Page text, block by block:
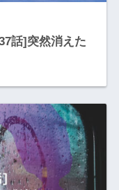
話]突然消えた